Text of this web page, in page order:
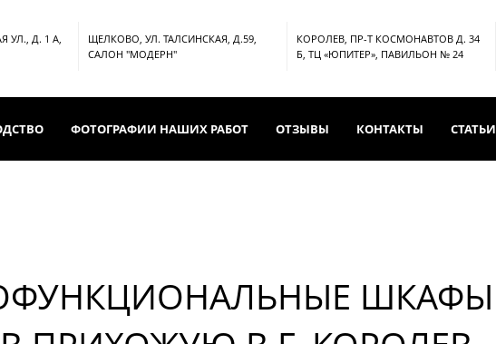
УЛ., Д. 1 А,
ЩЕЛКОВО, УЛ. ТАЛСИНСКАЯ, Д.59,
САЛОН "МОДЕРН"
КОРОЛЕВ, ПР-Т КОСМОНАВТОВ Д. 34
Б, ТЦ «ЮПИТЕР», ПАВИЛЬОН № 24
ФОТОГРАФИИ НАШИХ РАБОТ ОТЗЫВЫ КОНТАКТЫ СТАТЬИ
ШКАФЫ